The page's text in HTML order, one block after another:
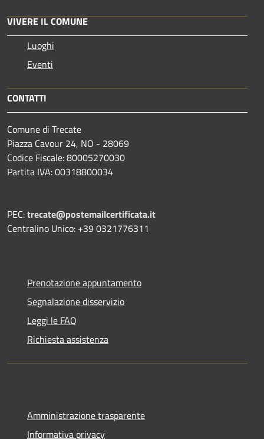
VIVERE IL COMUNE
Luoghi
Eventi
CONTATTI
Comune di Trecate
Piazza Cavour 24, NO - 28069
Codice Fiscale: 80005270030
Partita IVA: 00318800034
PEC:trecate@postemailcertificata.it
Centralino Unico: +39 0321776311
Prenotazione appuntamento
Segnalazione disservizio
Leggi le FAQ
Richiesta assistenza
Amministrazione trasparente
Informativa privacy